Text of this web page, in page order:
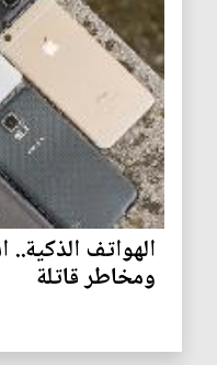
الهواتف
ومخاطر قاتلة